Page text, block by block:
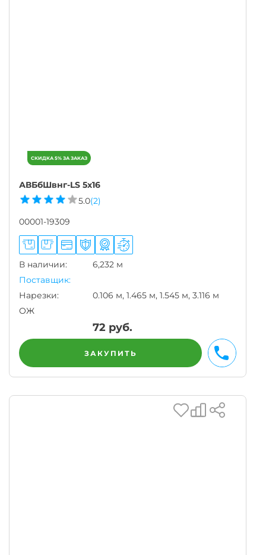
АВБбШвнг-LS 5х16
5.0(2)
00001-19309
В наличии:
6,232 м
Поставщик:
Нарезки:
0.106 м, 1.465 м, 1.545 м, 3.116 м
ОЖ
72 руб.
ЗАКУПИТЬ